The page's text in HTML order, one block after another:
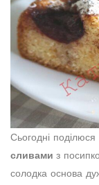
Сьогодні
сливами з
солодка основа